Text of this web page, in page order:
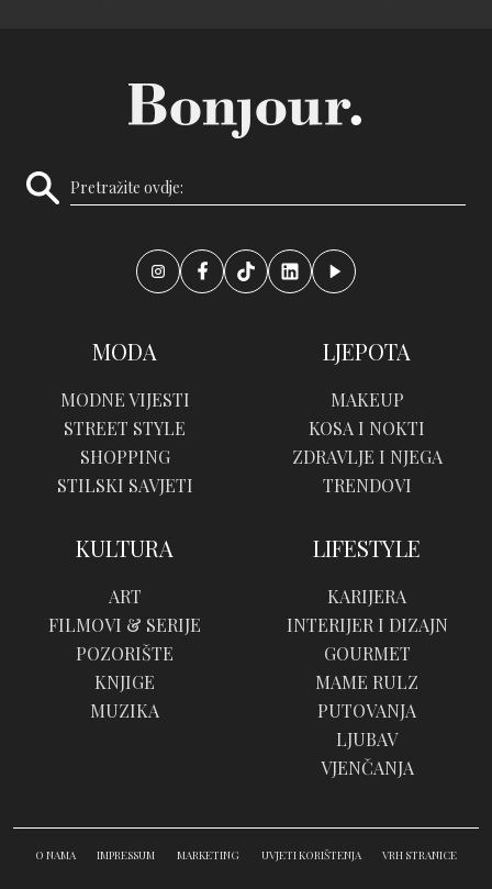
MODA
MODNE VIJESTI
STREET STYLE
SHOPPING
STILSKI SAVJETI
LJEPOTA
MAKEUP
KOSA I NOKTI
ZDRAVLJE I NJEGA
TRENDOVI
KULTURA
ART
FILMOVI & SERIJE
POZORIŠTE
KNJIGE
MUZIKA
LIFESTYLE
KARIJERA
INTERIJER I DIZAJN
GOURMET
MAME RULZ
PUTOVANJA
LJUBAV
VJENČANJA
O NAMA IMPRESSUM MARKETING UVJETI KORIŠTENJA VRH STRANICE